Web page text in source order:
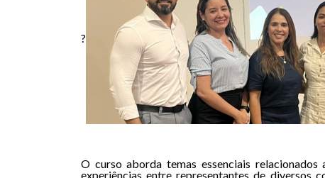
?
O curso aborda temas essenciais
experiências entre representantes de diversos